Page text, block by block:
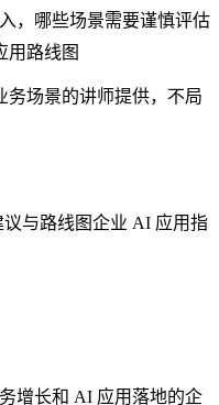
，哪些场景需要谨慎评估
用路线图
务场景的讲师提供，不局
与路线图企业 AI 应用指
增长和 AI 应用落地的企